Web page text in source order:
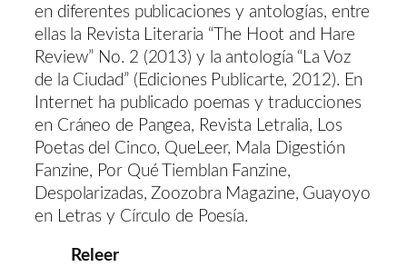
en diferentes publicaciones y antologías, entre
ellas la Revista Literaria “The Hoot and Hare
Review” No. 2 (2013) y la antología “La Voz
de la Ciudad” (Ediciones Publicarte, 2012). En
Internet ha publicado poemas y traducciones
en Cráneo de Pangea, Revista Letralia, Los
Poetas del Cinco, QueLeer, Mala Digestión
Fanzine, Por Qué Tiemblan Fanzine,
Despolarizadas, Zoozobra Magazine, Guayoyo
en Letras y Círculo de Poesía.
Releer